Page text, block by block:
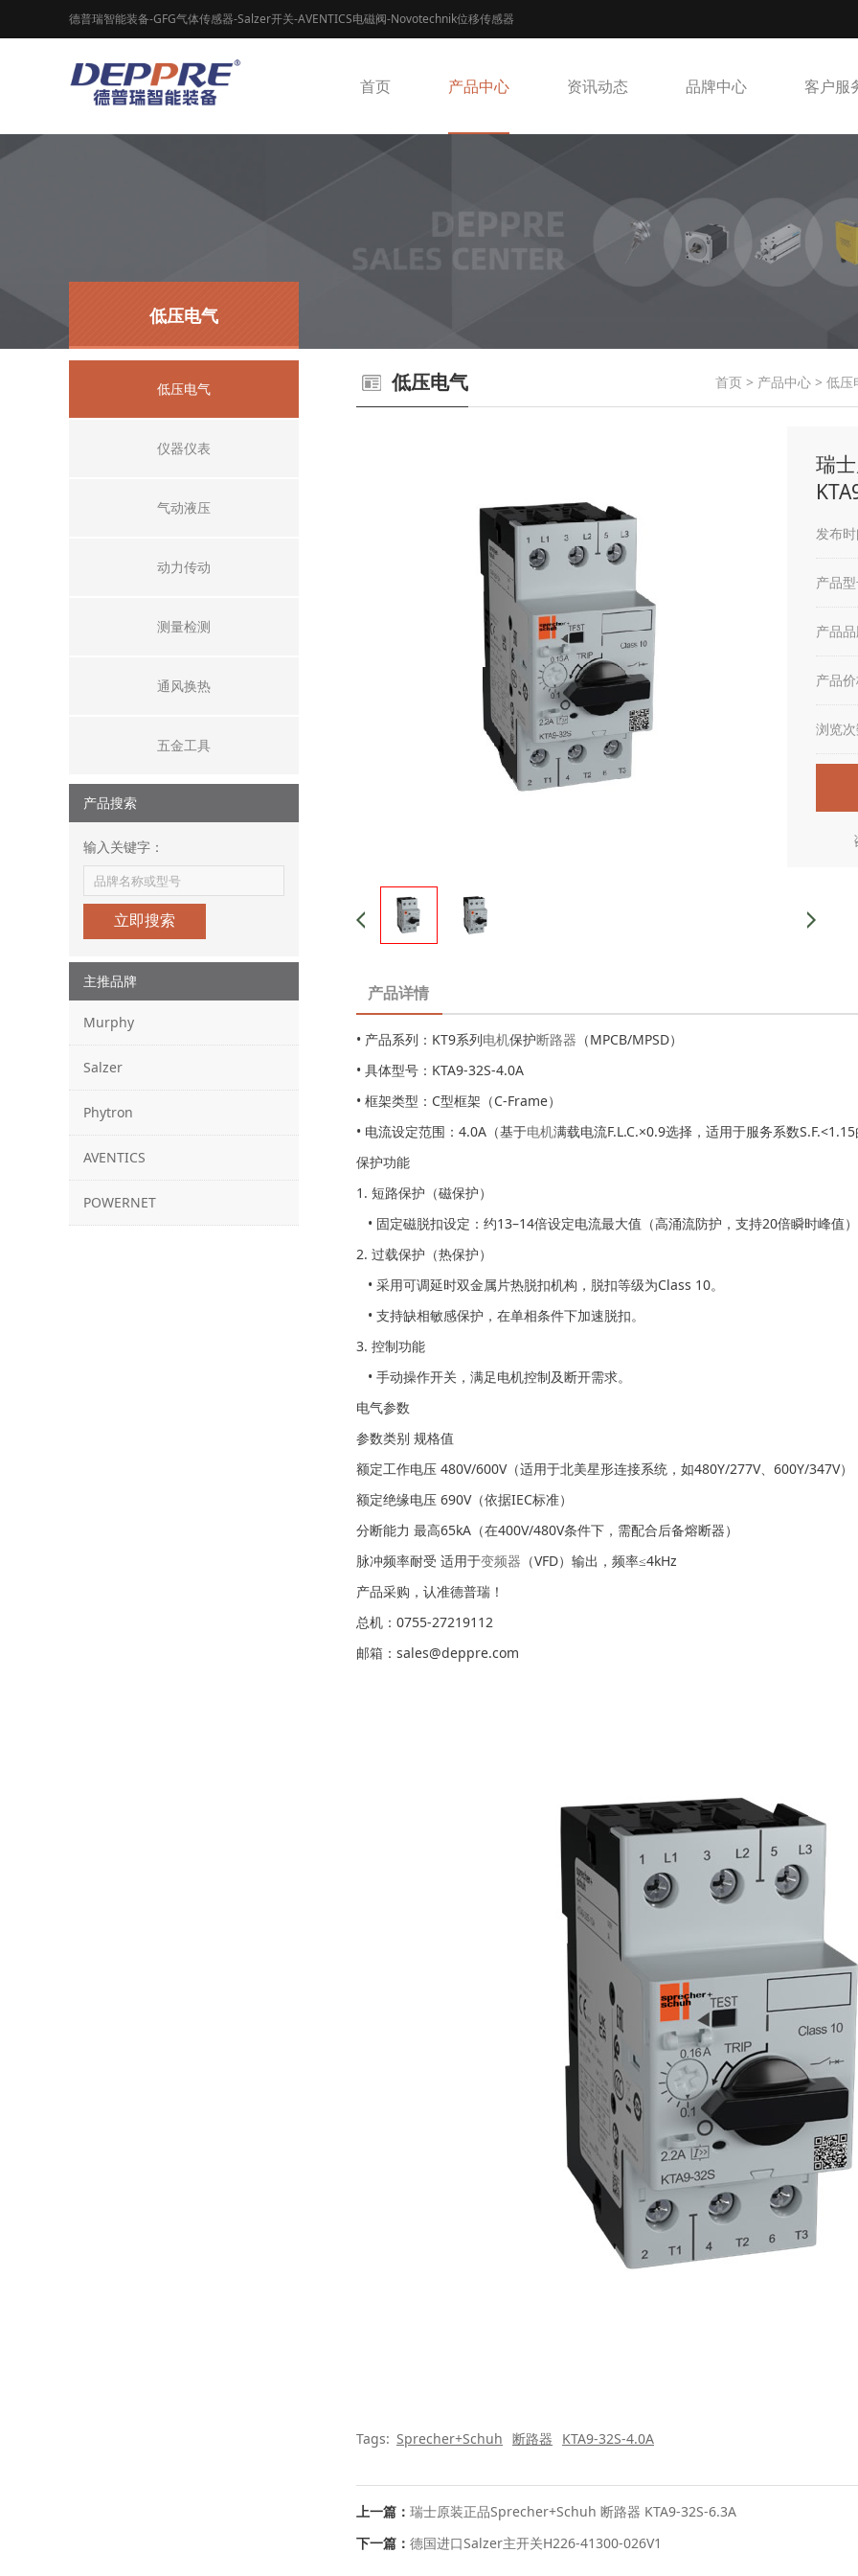
德普瑞智能装备-GFG气体传感器-Salzer开关-AVENTICS电磁阀-Novotechnik位移传感器
首页 产品中心 资讯动态 品牌中心 客户服
低压电气
低压电气
仪器仪表
气动液压
动力传动
测量检测
通风换热
五金工具
产品搜索
输入关键字：
立即搜索
主推品牌
Murphy
Salzer
Phytron
AVENTICS
POWERNET
低压电气 首页 > 产品中心 > 低压
瑞
发布
产品型
产品品
产品
浏览
产品详情
• 产品系列：KT9系列电机保护断路器 （MPCB/MPSD）
• 具体型号：KTA9-32S-4.0A
• 框架类型：C型框架（C-Frame）
• 电流设定范围：4.0A（基于电机满载电流F.L.C.×0.9选择，适用于服务系数S.F.<1.15
保护功能
1. 短路保护（磁保护）
• 固定磁脱扣设定：约13–14倍设定电流最大值（高涌流防护，支持20倍瞬时峰值）
2. 过载保护（热保护）
• 采用可调延时双金属片热脱扣机构，脱扣等级为Class 10。
• 支持缺相敏感保护，在单相条件下加速脱扣。
3. 控制功能
• 手动操作开关，满足电机控制及断开需求。
电气参数
参数类别 规格值
额定工作电压 480V/600V（适用于北美星形连接系统，如480Y/277V、600Y/347V）
额定绝缘电压 690V（依据IEC标准）
分断能力 最高65kA（在400V/480V条件下，需配合后备熔断器）
脉冲频率耐受 适用于变频器 （VFD）输出，频率≤4kHz
产品采购，认准德普瑞！
总机：0755-27219112
邮箱：sales@deppre.com
Tags: Sprecher+Schuh 断路器 KTA9-32S-4.0A
上一篇： 瑞士原装正品Sprecher+Schuh 断路器 KTA9-32S-6.3A
下一篇： 德国进口Salzer主开关​H226-41300-026V1